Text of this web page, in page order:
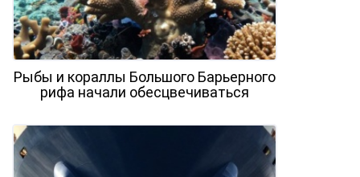
Рыбы и кораллы Большого Барьерного
рифа начали обесцвечиваться